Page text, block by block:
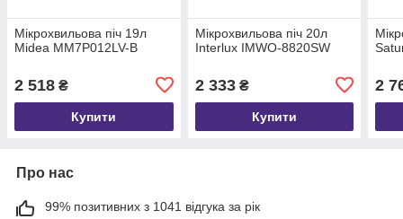
Мікрохвильова піч 19л
Midea MM7P012LV-B
2 518 ₴
Купити
Мікрохвильова піч 20л
Interlux IMWO-8820SW
2 333₴
Купити
2
Про нас
99% позитивних з 1041 відгука за рік